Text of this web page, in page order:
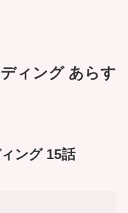
ィング あらす
ング 15話